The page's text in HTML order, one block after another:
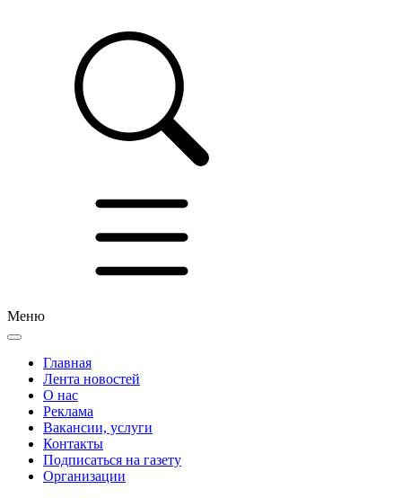
Меню
Главная
Лента новостей
О нас
Реклама
Вакансии, услуги
Контакты
Подписаться на газету
Организации